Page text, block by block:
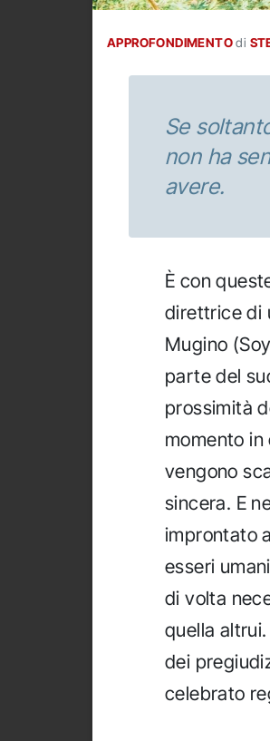
APPROFONDIMENTO di
Se
non ha
avere.
È con
direttrice di
Mugino
parte del
prossimità
momento
vengono
sincera. E
improntato
esseri
di volta
quella
dei
celebrato